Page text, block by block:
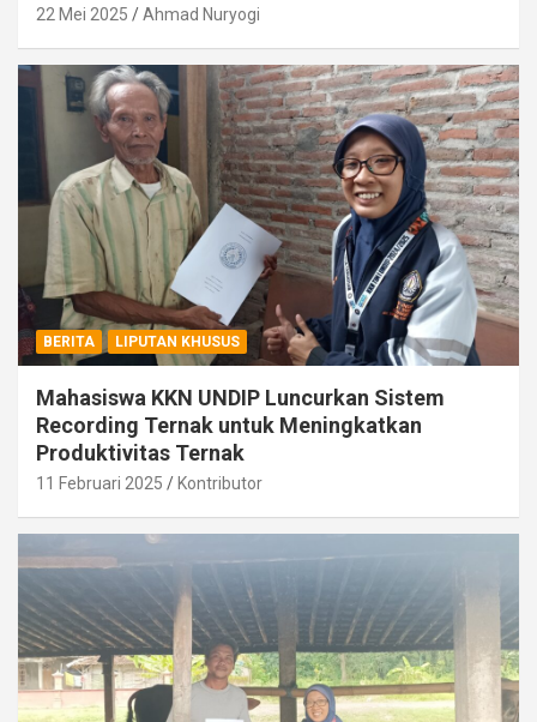
22 Mei 2025 Ahmad Nuryogi
BERITA LIPUTAN KHUSUS
Mahasiswa KKN UNDIP Luncurkan Sistem
Recording Ternak untuk Meningkatkan
Produktivitas Ternak
11 Februari 2025 Kontributor